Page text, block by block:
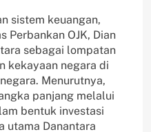
sistem keuangan,
Perbankan OJK, Dian
sebagai lompatan
kekayaan negara di
Menurutnya,
panjang melalui
bentuk investasi
utama Danantara